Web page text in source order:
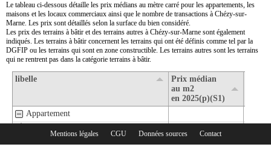
Mentions légales CGU Données sources Contact
Rubriques :
Le tableau ci-dessous détaille les prix médians au mètre carré pour les appartements, les
maisons et les locaux commerciaux ainsi que le nombre de transactions à Chézy-sur-
Marne. Les prix sont détaillés selon la surface du bien considéré.
Les prix des terrains à bâtir et des terrains autres à Chézy-sur-Marne sont également
indiqués. Les terrains à bâtir concernent les terrains qui ont été définis comme tel par la
DGFIP ou les terrains qui sont en zone constructible. Les terrains autres sont les terrains
qui ne rentrent pas dans la catégorie terrains à bâtir.
libelle
Prix médian
au m2
en 2025(p)(S1)
Appartement
2- Surface de 30 m2 à 80 m2